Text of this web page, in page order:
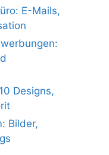
E-Mails,
Designs,
Bilder,